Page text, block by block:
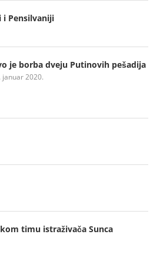
i Pensilvaniji
je borba dveju Putinovih pešadija
januar 2020.
timu istraživača Sunca